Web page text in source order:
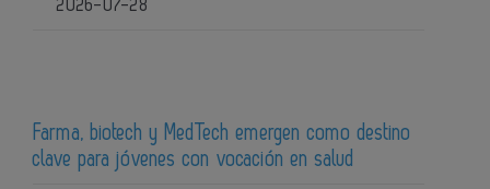
2026-07-28
Farma, biotech y MedTech emergen como destino
clave para jóvenes con vocación en salud